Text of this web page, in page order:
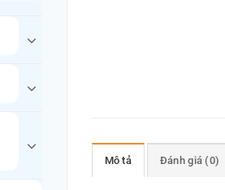
Mô tả Đánh giá (0)